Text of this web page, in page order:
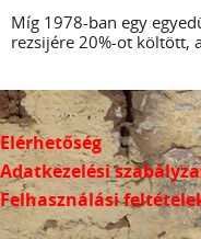
Míg 1978-ban egy
rezsijére 20%-ot költött,
Elérhetőség
Adatkezelési
Felhasználási